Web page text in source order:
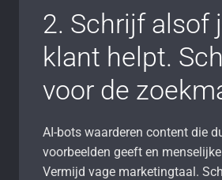
2. Schrijf alsof
klant helpt.
voor de
AI-bots waarderen content die
voorbeelden geeft en
Vermijd vage marketingtaal.